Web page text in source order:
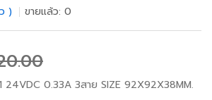
ขายแล้ว: 0
0.33A 3สาย SIZE 92X92X38MM.